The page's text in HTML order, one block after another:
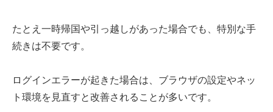
たとえ一時帰国や引っ越しがあった場合でも、特別な手
続きは不要です。
ログインエラーが起きた場合は、ブラウザの設定やネッ
ト環境を見直すと改善されることが多いです。